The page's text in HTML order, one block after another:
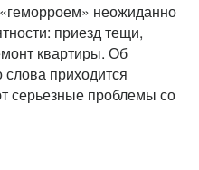
неожиданно
приезд тещи,
квартиры. Об
слова приходится
серьезные проблемы со